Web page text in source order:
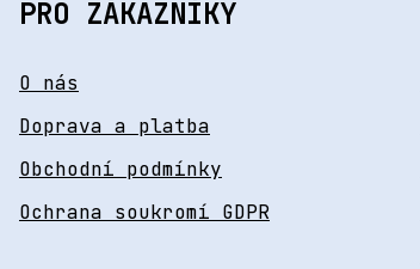
PRO ZÁKAZNÍKY
O nás
Doprava a platba
Obchodní podmínky
Ochrana soukromí GDPR